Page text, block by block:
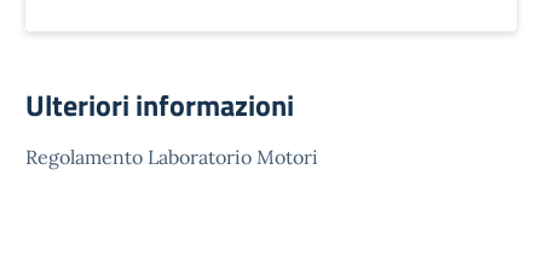
Ulteriori informazioni
Regolamento Laboratorio Motori